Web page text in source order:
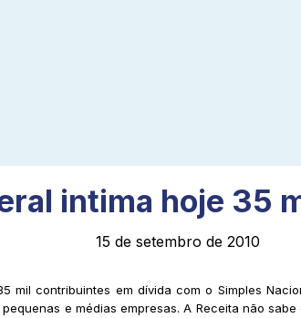
intima hoje 35
15 de setembro de 2010
mil contribuintes em dívida com o Simples
e médias empresas. A Receita não